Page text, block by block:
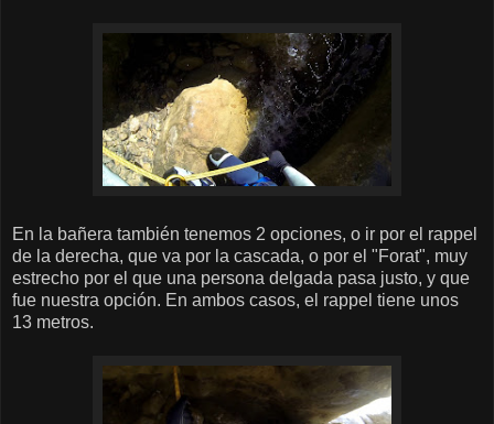
En la bañera también tenemos 2 opciones, o ir por el rappel
de la derecha, que va por la cascada, o por el "Forat", muy
estrecho por el que una persona delgada pasa justo, y que
fue nuestra opción. En ambos casos, el rappel tiene unos
13 metros.